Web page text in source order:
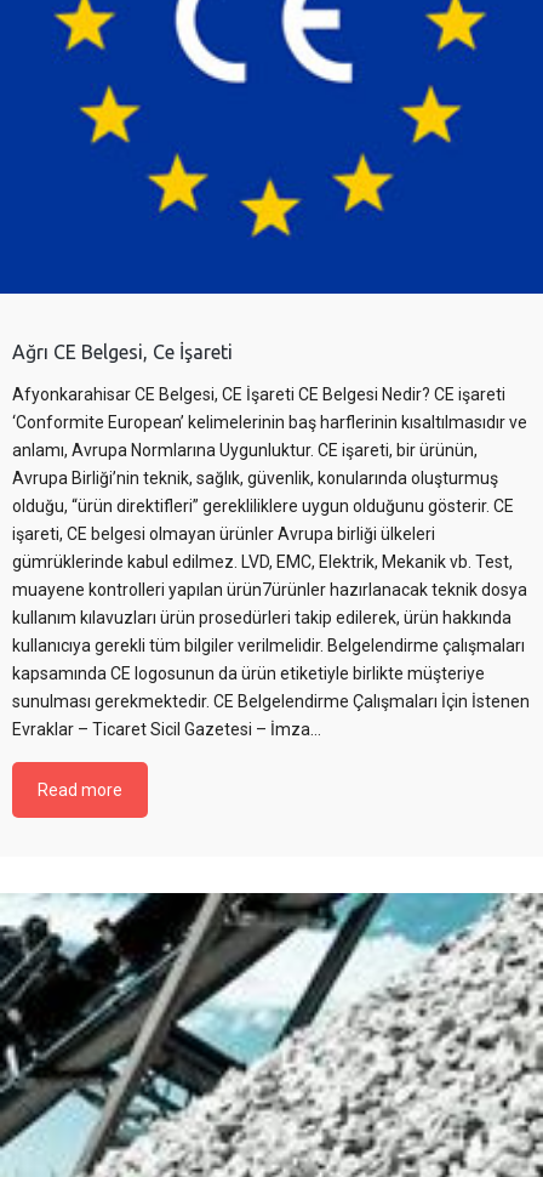
Ağrı CE Belgesi, Ce İşareti
Afyonkarahisar CE Belgesi, CE İşareti CE Belgesi Nedir? CE işareti
‘Conformite European’ kelimelerinin baş harflerinin kısaltılmasıdır ve
anlamı, Avrupa Normlarına Uygunluktur. CE işareti, bir ürünün,
Avrupa Birliği’nin teknik, sağlık, güvenlik, konularında oluşturmuş
olduğu, “ürün direktifleri” gerekliliklere uygun olduğunu gösterir. CE
işareti, CE belgesi olmayan ürünler Avrupa birliği ülkeleri
gümrüklerinde kabul edilmez. LVD, EMC, Elektrik, Mekanik vb. Test,
muayene kontrolleri yapılan ürün7ürünler hazırlanacak teknik dosya
kullanım kılavuzları ürün prosedürleri takip edilerek, ürün hakkında
kullanıcıya gerekli tüm bilgiler verilmelidir. Belgelendirme çalışmaları
kapsamında CE logosunun da ürün etiketiyle birlikte müşteriye
sunulması gerekmektedir. CE Belgelendirme Çalışmaları İçin İstenen
Evraklar – Ticaret Sicil Gazetesi – İmza…
Read more